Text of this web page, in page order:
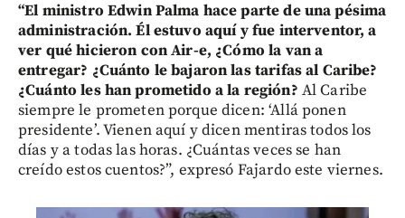
“El ministro Edwin Palma hace parte de una pésima
administración. Él estuvo aquí y fue interventor, a
ver qué hicieron con Air-e, ¿Cómo la van a
entregar? ¿Cuánto le bajaron las tarifas al Caribe?
¿Cuánto les han prometido a la región? Al Caribe
siempre le prometen porque dicen: ‘Allá ponen
presidente’. Vienen aquí y dicen mentiras todos los
días y a todas las horas. ¿Cuántas veces se han
creído estos cuentos?”, expresó Fajardo este viernes.